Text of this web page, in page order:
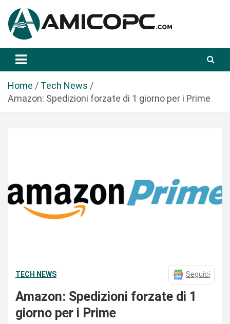
a
Amicopc.com
Home
Tech News
Amazon: Spedizioni forzate di 1 giorno per i Prime
TECH NEWS Seguici
Amazon: Spedizioni forzate di 1
giorno per i Prime